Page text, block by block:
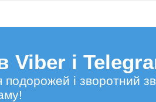
Viber і
подорожей і зворотний